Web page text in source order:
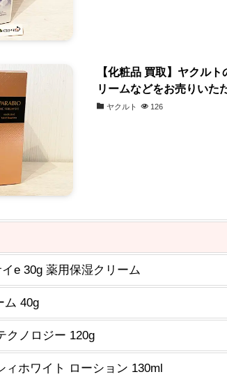
【化粧品 買取】ヤクル
リームなどをお売りいた
ヤクルト 126
e 30g 薬用保湿クリーム
ム 40g
クノロジー 120g
ィホワイト ローション 130ml